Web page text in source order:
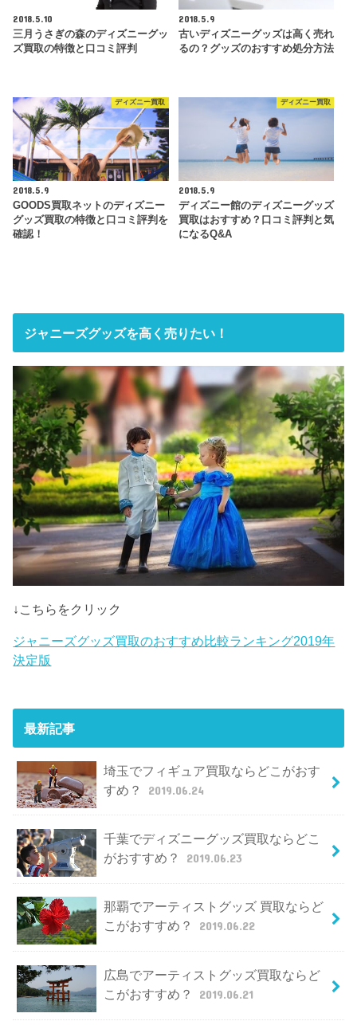
2018.5.10
三月うさぎの森のディズニーグッ
ズ買取の特徴と口コミ評判
2018.5.9
古いディズニーグッズは高く売れ
るの？グッズのおすすめ処分方法
ディズニー買取
2018.5.9
GOODS買取ネットのディズニー
グッズ買取の特徴と口コミ評判を
確認！
ディズニー買取
2018.5.9
ディズニー館のディズニーグッズ
買取はおすすめ？口コミ評判と気
になるQ&A
ジャニーズグッズを高く売りたい！
↓こちらをクリック
ジャニーズグッズ買取のおすすめ比較ランキング2019年
決定版
最新記事
埼玉でフィギュア買取ならどこがおす
すめ？
2019.06.24
千葉でディズニーグッズ買取ならどこ
がおすすめ？
2019.06.23
那覇でアーティストグッズ 買取ならど
こがおすすめ？
2019.06.22
広島でアーティストグッズ買取ならど
こがおすすめ？
2019.06.21